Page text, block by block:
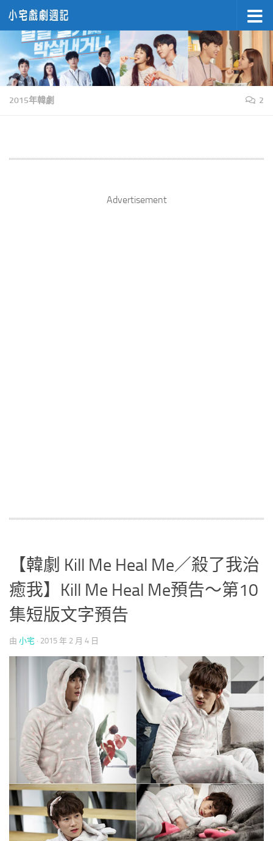
Skip to content
2015年韓劇 2
Advertisement
【韓劇 Kill Me Heal Me／殺了我治
癒我】Kill Me Heal Me預告～第10
集短版文字預告
由 小宅 · 2015 年 2 月 4 日